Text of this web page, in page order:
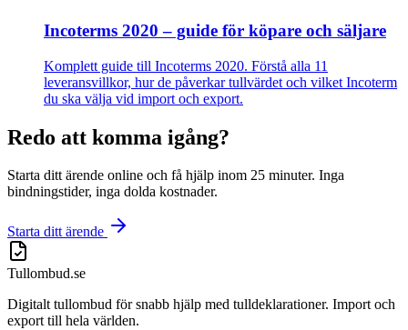
Incoterms 2020 – guide för köpare och säljare
Komplett guide till Incoterms 2020. Förstå alla 11
leveransvillkor, hur de påverkar tullvärdet och vilket Incoterm
du ska välja vid import och export.
Redo att komma igång?
Starta ditt ärende online och få hjälp inom 25 minuter. Inga
bindningstider, inga dolda kostnader.
Starta ditt ärende
Tullombud.se
Digitalt tullombud för snabb hjälp med tulldeklarationer. Import och
export till hela världen.